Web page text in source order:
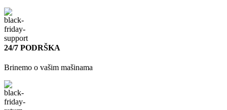
24/7 PODRŠKA
Brinemo o vašim mašinama